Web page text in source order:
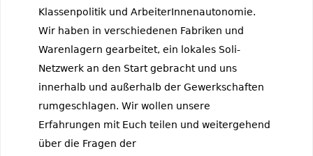
Klassenpolitik und ArbeiterInnenautonomie.
Wir haben in verschiedenen Fabriken und
Warenlagern gearbeitet, ein lokales Soli-
Netzwerk an den Start gebracht und uns
innerhalb und außerhalb der Gewerkschaften
rumgeschlagen. Wir wollen unsere
Erfahrungen mit Euch teilen und weitergehend
über die Fragen der